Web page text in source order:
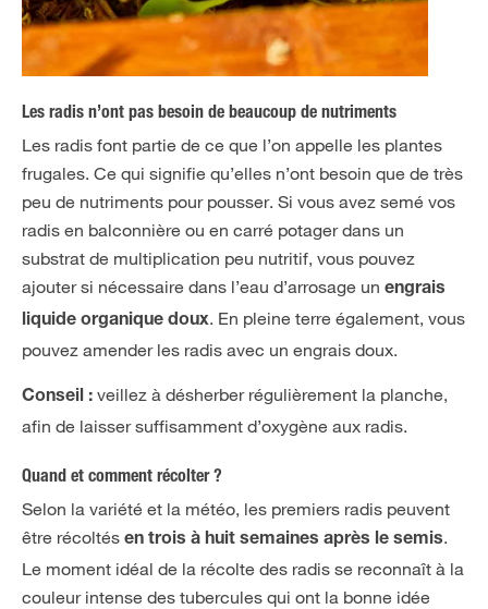
Les radis n’ont pas besoin de beaucoup de nutriments
Les radis font partie de ce que l’on appelle les plantes
frugales. Ce qui signifie qu’elles n’ont besoin que de très
peu de nutriments pour pousser. Si vous avez semé vos
radis en balconnière ou en carré potager dans un
substrat de multiplication peu nutritif, vous pouvez
ajouter si nécessaire dans l’eau d’arrosage un engrais
liquide organique doux. En pleine terre également, vous
pouvez amender les radis avec un engrais doux.
Conseil : veillez à désherber régulièrement la planche,
afin de laisser suffisamment d’oxygène aux radis.
Quand et comment récolter ?
Selon la variété et la météo, les premiers radis peuvent
être récoltés en trois à huit semaines après le semis.
Le moment idéal de la récolte des radis se reconnaît à la
couleur intense des tubercules qui ont la bonne idée